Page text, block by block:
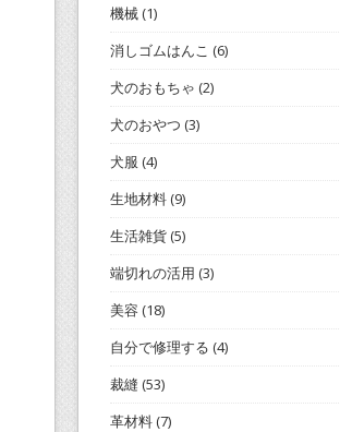
機械(1)
消しゴムはんこ (6)
犬のおもちゃ (2)
犬のおやつ (3)
犬服 (4)
生地材料(9)
生活雑貨(5)
端切れの活用 (3)
美容 (18)
自分で修理する (4)
裁縫 (53)
革材料(7)